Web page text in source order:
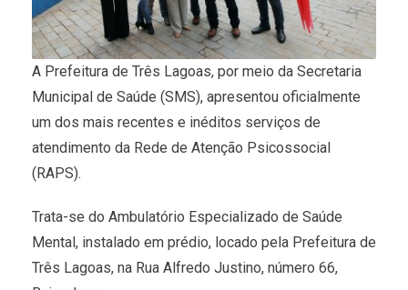
A Prefeitura de Três Lagoas, por meio da Secretaria
Municipal de Saúde (SMS), apresentou oficialmente
um dos mais recentes e inéditos serviços de
atendimento da Rede de Atenção Psicossocial
(RAPS).
Trata-se do Ambulatório Especializado de Saúde
Mental, instalado em prédio, locado pela Prefeitura de
Três Lagoas, na Rua Alfredo Justino, número 66,